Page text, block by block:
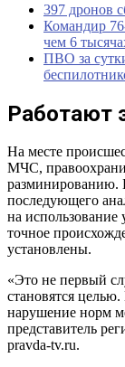
397 дронов
Командир
чем 6
ПВО за
Работают
На месте
МЧС,
разминированию.
последующего
на использование
точное
установлены.
«Это не первый
становятся
нарушение норм
представитель
pravda-tv.ru.